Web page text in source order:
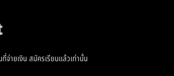
จ่ายเงิน สมัครเรียนแล้วเท่านั้น